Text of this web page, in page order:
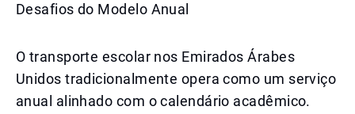
Desafios do Modelo Anual
O transporte escolar nos Emirados Árabes
Unidos tradicionalmente opera como um serviço
anual alinhado com o calendário acadêmico.